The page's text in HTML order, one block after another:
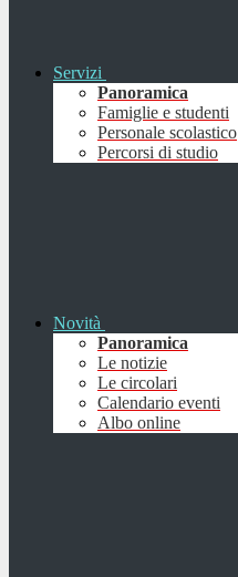
Servizi
Panoramica
Famiglie e studenti
Personale scolastico
Percorsi di studio
Novità
Panoramica
Le notizie
Le circolari
Calendario eventi
Albo online